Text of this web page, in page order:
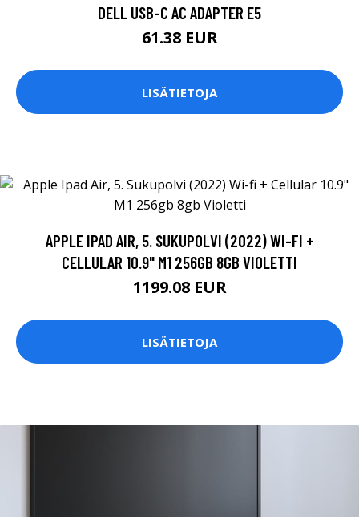
DELL USB-C AC ADAPTER E5
61.38 EUR
LISÄTIETOJA
APPLE IPAD AIR, 5. SUKUPOLVI (2022) WI-FI +
CELLULAR 10.9" M1 256GB 8GB VIOLETTI
1199.08 EUR
LISÄTIETOJA